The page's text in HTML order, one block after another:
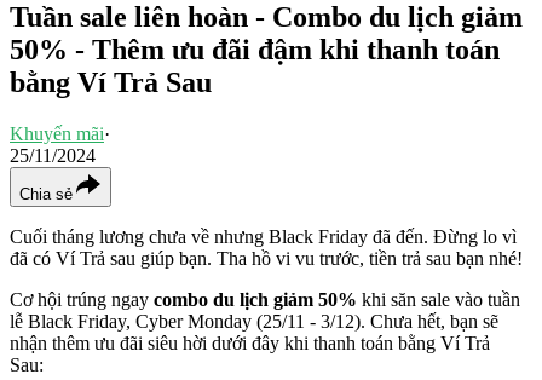
Tuần sale liên hoàn - Combo du lịch giảm
50% - Thêm ưu đãi đậm khi thanh toán
bằng Ví Trả Sau
Khuyến mãi·
25/11/2024
Chia sẻ
Cuối tháng lương chưa về nhưng Black Friday đã đến. Đừng lo vì
đã có Ví Trả sau giúp bạn. Tha hồ vi vu trước, tiền trả sau bạn nhé!
Cơ hội trúng ngay combo du lịch giảm 50% khi săn sale vào tuần
lễ Black Friday, Cyber Monday (25/11 - 3/12). Chưa hết, bạn sẽ
nhận thêm ưu đãi siêu hời dưới đây khi thanh toán bằng Ví Trả
Sau: